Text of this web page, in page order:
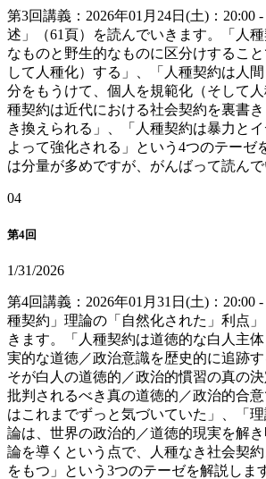
第3回講義：2026年01月24日(土)：20:00
述」（61頁）を読んでいきます。「人
なものと野生的なものに区分けするこ
して人種化）する」、「人種契約は人
分をもうけて、個人を規範化（そして
種契約は近代における社会契約を裏書
き換えられる」、「人種契約は暴力と
よって強化される」という4つのテーゼ
は分量が多めですが、がんばって読んで
04
第4回
1/31/2026
第4回講義：2026年01月31日(土)：20:00
種契約」理論の「自然化された」利点
きます。「人種契約は道徳的な白人主
実的な道徳／政治意識を歴史的に追跡
そが白人の道徳的／政治的慣習の真の
批判されるべき真の道徳的／政治的合
はこれまでずっと気づいていた」、「
論は、世界の政治的／道徳的現実を解
論を導くという点で、人種なき社会契
をもつ」という3つのテーゼを解説しま